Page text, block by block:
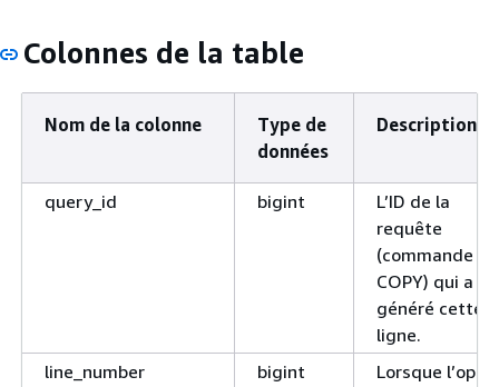
Colonnes de la table
Nom de la colonne
Type de
données
Description
query_id bigint
L’ID de la
requête
(commande
COPY) qui a
généré cette
ligne.
line_number
bigint Lorsque